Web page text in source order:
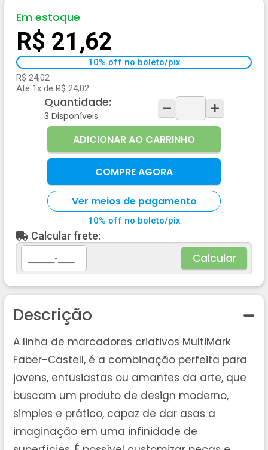
Em estoque
R$ 21,62
10% off no boleto/pix
R$ 24,02
Até 1x de R$ 24,02
Quantidade:
3 Disponíveis
ADICIONAR AO CARRINHO
COMPRE AGORA
Ver meios de pagamento
10% off no boleto/pix
Calcular frete:
Calcular
Descrição
A linha de marcadores criativos MultiMark
Faber-Castell, é a combinação perfeita para
jovens, entusiastas ou amantes da arte, que
buscam um produto de design moderno,
simples e prático, capaz de dar asas a
imaginação em uma infinidade de